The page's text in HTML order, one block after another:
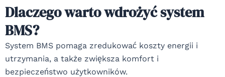
Dlaczego warto wdrożyć system
BMS?
System BMS pomaga zredukować koszty energii i
utrzymania, a także zwiększa komfort i
bezpieczeństwo użytkowników.